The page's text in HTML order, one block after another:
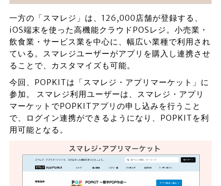
一方の「スマレジ」は、126,000店舗が登録する、
iOS端末を使った高機能クラウドPOSレジ。小売業・
飲食業・サービス業を中心に、幅広い業種で利用され
ている。スマレジユーザーがアプリを購入し連携させ
ることで、カスタマイズも可能。
今回、POPKITは「スマレジ・アプリマーケット」に
参加。 スマレジ利用ユーザーは、スマレジ・アプリ
マーケットでPOPKITアプリの申し込みを行うこと
で、ログイン連携ができるようになり、POPKITを利
用可能となる。